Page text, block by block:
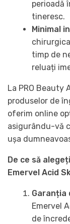
perioadă
tineresc.
Minimal
timp de
reluați
La PRO Beauty
produselor de
oferim online
asigurându-vă
ușa
De ce să
Emervel Acid
Emervel
de